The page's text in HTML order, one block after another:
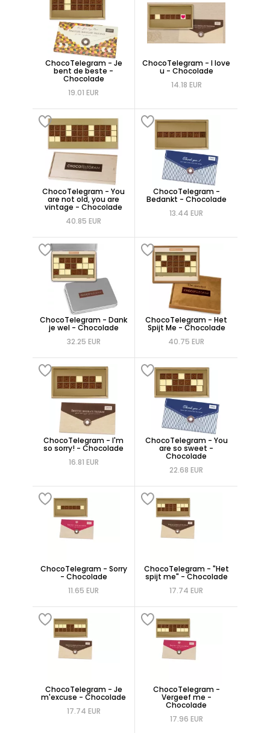
ChocoTelegram - Je
bent de beste -
Chocolade
19.01 EUR
ChocoTelegram - I love
u - Chocolade
14.18 EUR
ChocoTelegram - You
are not old, you are
vintage - Chocolade
40.85 EUR
ChocoTelegram -
Bedankt - Chocolade
13.44 EUR
ChocoTelegram - Dank
je wel - Chocolade
32.25 EUR
ChocoTelegram - Het
Spijt Me - Chocolade
40.75 EUR
ChocoTelegram - I'm
so sorry! - Chocolade
16.81 EUR
ChocoTelegram - You
are so sweet -
Chocolade
22.68 EUR
ChocoTelegram - Sorry
- Chocolade
11.65 EUR
ChocoTelegram - "Het
spijt me" - Chocolade
17.74 EUR
ChocoTelegram - Je
m'excuse - Chocolade
17.74 EUR
ChocoTelegram -
Vergeef me -
Chocolade
17.96 EUR